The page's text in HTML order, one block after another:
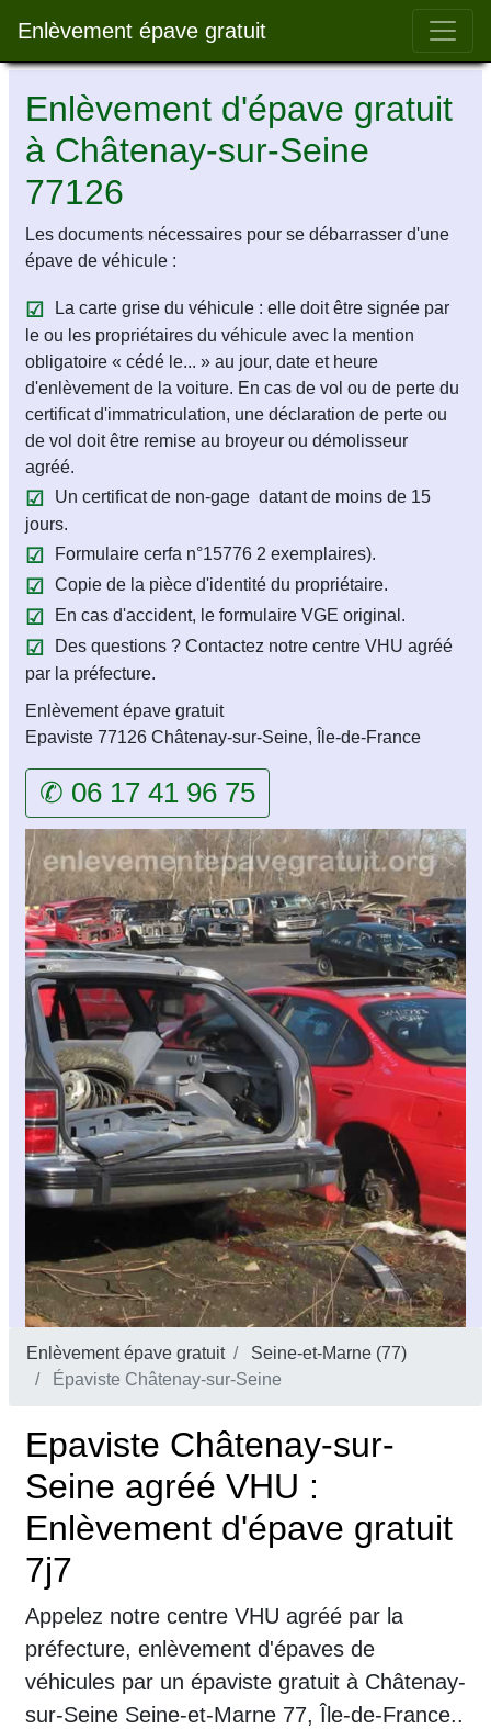
Enlèvement épave gratuit Bar
Enlèvement d'épave gratuit
à Châtenay-sur-Seine
77126
Les documents nécessaires pour se débarrasser d'une
épave de véhicule :
La carte grise du véhicule : elle doit être signée par
le ou les propriétaires du véhicule avec la mention
obligatoire « cédé le... » au jour, date et heure
d'enlèvement de la voiture. En cas de vol ou de perte du
certificat d'immatriculation, une déclaration de perte ou
de vol doit être remise au broyeur ou démolisseur
agréé.
Un certificat de non-gage datant de moins de 15
jours.
Formulaire cerfa n°15776 2 exemplaires).
Copie de la pièce d'identité du propriétaire.
En cas d'accident, le formulaire VGE original.
Des questions ? Contactez notre centre VHU agréé
par la préfecture.
Enlèvement épave gratuit
Epaviste 77126 Châtenay-sur-Seine, Île-de-France
✆ 06 17 41 96 75
Enlèvement épave gratuit
Seine-et-Marne (77)
Épaviste Châtenay-sur-Seine
Epaviste Châtenay-sur-
Seine agréé VHU :
Enlèvement d'épave gratuit
7j7
Appelez notre centre VHU agréé par la
préfecture, enlèvement d'épaves de
véhicules par un épaviste gratuit à Châtenay-
sur-Seine Seine-et-Marne 77, Île-de-France..